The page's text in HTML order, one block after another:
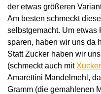
der etwas größeren
Am besten schmeckt
selbstgemacht. Um etwas
sparen, haben wir uns da
Statt Zucker haben wir
(schmeckt auch mit Xucker
Amarettini Mandelmehl,
Gramm (die gemahlenen